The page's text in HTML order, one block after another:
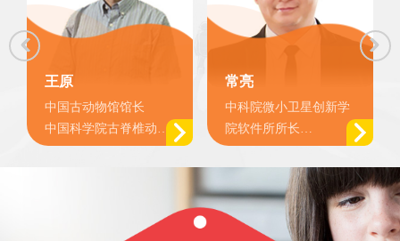
王原
中国古动物馆馆长
中国科学院古脊椎动物
与古人类研究所研究员
常亮
中科院微小卫星创新学
院软件所所长
上海市宇航学会卫星应
用专业委员会委员